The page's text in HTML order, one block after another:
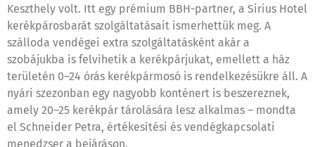
Keszthely volt. Itt egy prémium BBH-partner, a Sirius Hotel
kerékpárosbarát szolgáltatásait ismerhettük meg. A
szálloda vendégei extra szolgáltatásként akár a
szobájukba is felvihetik a kerékpárjukat, emellett a ház
területén 0–24 órás kerékpármosó is rendelkezésükre áll. A
nyári szezonban egy nagyobb konténert is beszereznek,
amely 20–25 kerékpár tárolására lesz alkalmas – mondta
el Schneider Petra, értékesítési és vendégkapcsolati
menedzser a bejáráson.